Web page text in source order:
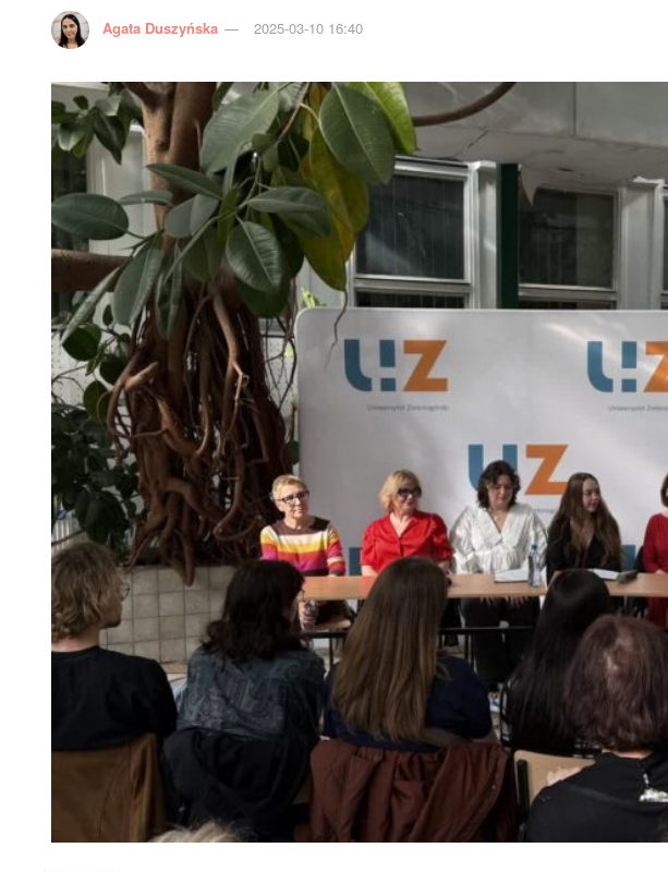
Agata Duszyńska 2025-03-10 16:40